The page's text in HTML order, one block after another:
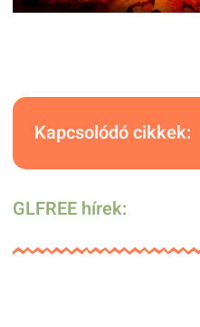
Kapcsolódó cikkek:
GLFREE hírek: